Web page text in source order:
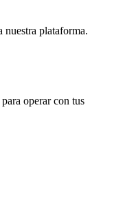
nuestra plataforma.
operar con tus